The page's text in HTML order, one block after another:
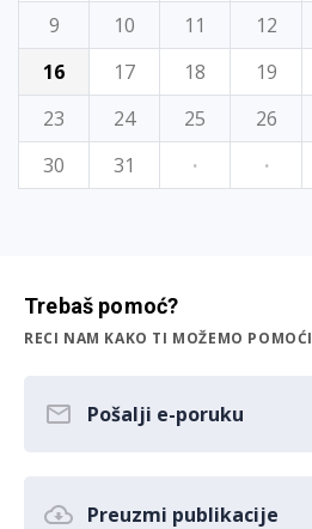
9
10 11 12
16
17 18 19
23
24 25 26
30
31 · ·
Trebaš pomoć?
RECI NAM KAKO TI MOŽEMO POMOĆI
Pošalji e-poruku
Preuzmi publikacije